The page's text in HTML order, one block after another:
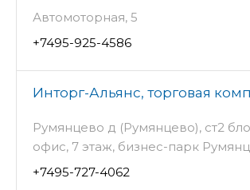
Автомоторная, 5
+7495-925-4586
Инторг-Альянс, торговая
Румянцево д (Румянцево), ст2
офис, 7 этаж, бизнес-парк
+7495-727-4062